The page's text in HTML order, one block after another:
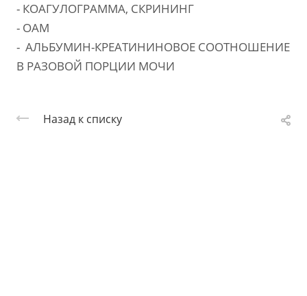
- КОАГУЛОГРАММА, СКРИНИНГ
- ОАМ
- АЛЬБУМИН-КРЕАТИНИНОВОЕ СООТНОШЕНИЕ
В РАЗОВОЙ ПОРЦИИ МОЧИ
Назад к списку